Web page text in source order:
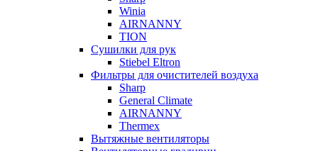
Winia
AIRNANNY
TION
Сушилки для рук
Stiebel Eltron
Фильтры для очистителей воздуха
Sharp
General Climate
AIRNANNY
Thermex
Вытяжные вентиляторы